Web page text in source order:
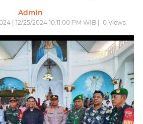
Admin
| 12/25/2024 10:11:00 PM WIB | 0 Views